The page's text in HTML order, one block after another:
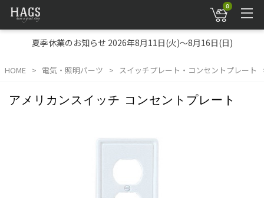
0
夏季休業のお知らせ 2026年8月11日(火)～8月16日(日)
HOME 電気・照明パーツ スイッチプレート・コンセントプレート
アメリカンスイッチ コンセントプレート